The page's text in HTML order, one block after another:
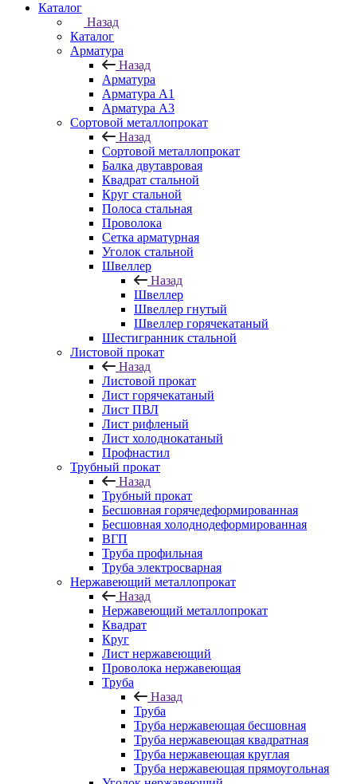
Каталог
Назад
Каталог
Арматура
Назад
Арматура
Арматура A1
Арматура А3
Сортовой металлопрокат
Назад
Сортовой металлопрокат
Балка двутавровая
Квадрат стальной
Круг стальной
Полоса стальная
Проволока
Сетка арматурная
Уголок стальной
Швеллер
Назад
Швеллер
Швеллер гнутый
Швеллер горячекатаный
Шестигранник стальной
Листовой прокат
Назад
Листовой прокат
Лист горячекатаный
Лист ПВЛ
Лист рифленый
Лист холоднокатаный
Профнастил
Трубный прокат
Назад
Трубный прокат
Бесшовная горячедеформированная
Бесшовная холоднодеформированная
ВГП
Труба профильная
Труба электросварная
Нержавеющий металлопрокат
Назад
Нержавеющий металлопрокат
Квадрат
Круг
Лист нержавеющий
Проволока нержавеющая
Труба
Назад
Труба
Труба нержавеющая бесшовная
Труба нержавеющая квадратная
Труба нержавеющая круглая
Труба нержавеющая прямоугольная